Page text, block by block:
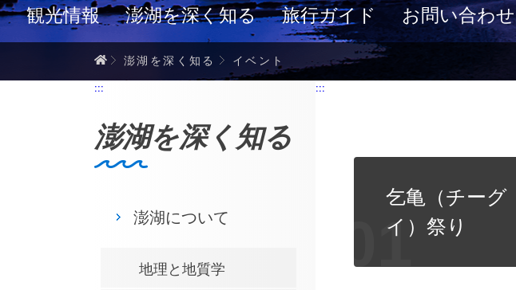
観光情報 澎湖を深く知る 旅行ガイド お問い合わせ
ホーム
澎湖を深く知る イベント
澎湖を深く知る
:::
澎湖について
地理と地質学
:::
乞亀（チーグ
イ）祭り